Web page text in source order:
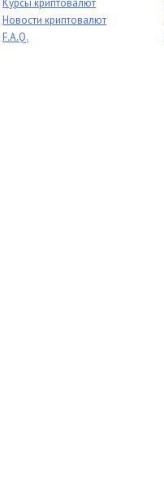
Курсы криптовалют
Новости криптовалют
F.A.Q.